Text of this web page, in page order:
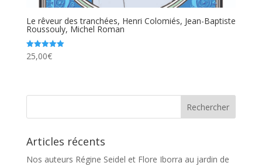
Le rêveur des tranchées, Henri Colomiés, Jean-Baptiste
Roussouly, Michel Roman
Note
5.00
25,00€
Articles récents
Nos auteurs Régine Seidel et Flore Iborra au jardin de